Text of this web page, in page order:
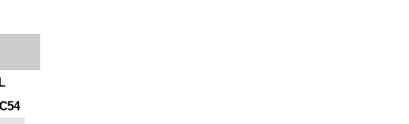
C54